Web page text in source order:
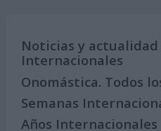
Noticias y actualidad
Internacionales
Onomástica. Todos
Semanas
Años Internacionales